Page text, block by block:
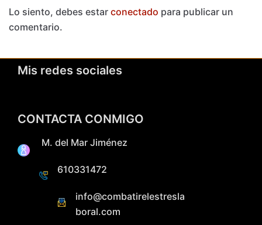
Lo siento, debes estar conectado para publicar un
comentario.
Mis redes sociales
CONTACTA CONMIGO
M. del Mar Jiménez
610331472
info@combatirelestresla
boral.com